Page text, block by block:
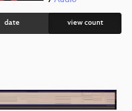
date view count